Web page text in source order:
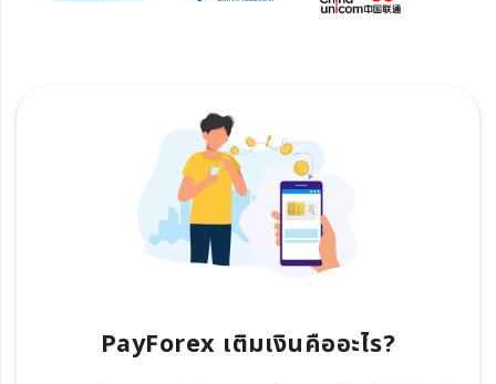
PayForex เติมเงินคืออะไร?